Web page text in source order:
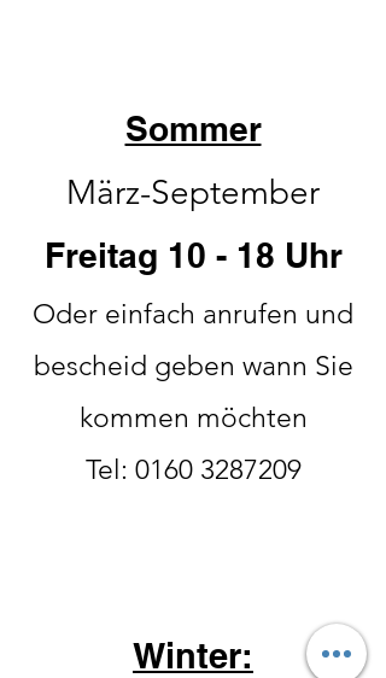
Sommer
März-September
Freitag 10 - 18 Uhr
Oder einfach anrufen und
bescheid geben wann Sie
kommen möchten
Tel: 0160 3287209
Winter: